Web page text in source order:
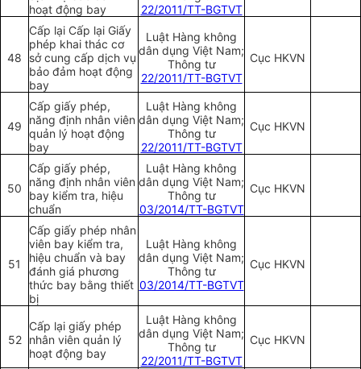
hoạt động bay
22/2011/TT-BGTVT
48
Cấp lại Cấp lại Giấy
phép khai thác cơ
sở cung cấp dịch vụ
bảo đảm hoạt động
bay
Luật Hàng không
dân dụng Việt Nam;
Thông tư
22/2011/TT-BGTVT
Cục HKVN
49
Cấp giấy phép,
năng định nhân viên
quản lý hoạt động
bay
Luật Hàng không
dân dụng Việt Nam;
Thông tư
22/2011/TT-BGTVT
Cục HKVN
50
Cấp giấy phép,
năng định nhân viên
bay kiểm tra, hiệu
chuẩn
Luật Hàng không
dân dụng Việt Nam;
Thông tư
03/2014/TT-BGTVT
Cục HKVN
51
Cấp giấy phép nhân
viên bay kiểm tra,
hiệu chuẩn và bay
đánh giá phương
thức bay bằng thiết
bị
Luật Hàng không
dân dụng Việt Nam;
Thông tư
03/2014/TT-BGTVT
Cục HKVN
52
Cấp lại giấy phép
nhân viên quản lý
hoạt động bay
Luật Hàng không
dân dụng Việt Nam;
Thông tư
22/2011/TT-BGTVT
Cục HKVN